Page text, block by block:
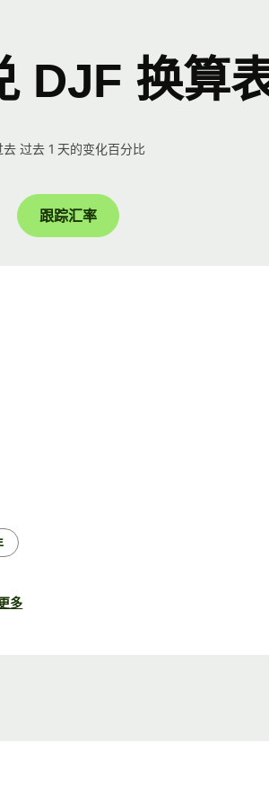
DJF 换算
去 过去 1 天的变化百分比
跟踪汇率
多